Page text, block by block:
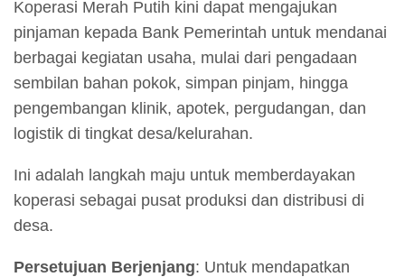
Koperasi Merah Putih kini dapat mengajukan
pinjaman kepada Bank Pemerintah untuk mendanai
berbagai kegiatan usaha, mulai dari pengadaan
sembilan bahan pokok, simpan pinjam, hingga
pengembangan klinik, apotek, pergudangan, dan
logistik di tingkat desa/kelurahan.
Ini adalah langkah maju untuk memberdayakan
koperasi sebagai pusat produksi dan distribusi di
desa.
Persetujuan Berjenjang: Untuk mendapatkan